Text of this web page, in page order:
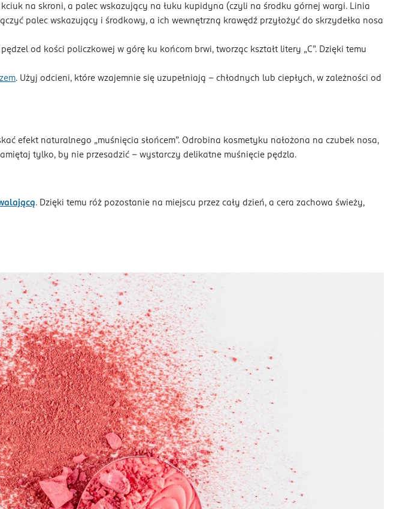
na skroni, a palec wskazujący na łuku kupidyna (czyli na środku górnej wargi. Linia
palec wskazujący i środkowy, a ich wewnętrzną krawędź przyłożyć do skrzydełka nosa
od kości policzkowej w górę ku końcom brwi, tworząc kształt litery „C”. Dzięki temu
. Użyj odcieni, które wzajemnie się uzupełniają – chłodnych lub ciepłych, w zależności od
efekt naturalnego „muśnięcia słońcem”. Odrobina kosmetyku nałożona na czubek nosa,
tylko, by nie przesadzić – wystarczy delikatne muśnięcie pędzla.
. Dzięki temu róż pozostanie na miejscu przez cały dzień, a cera zachowa świeży,